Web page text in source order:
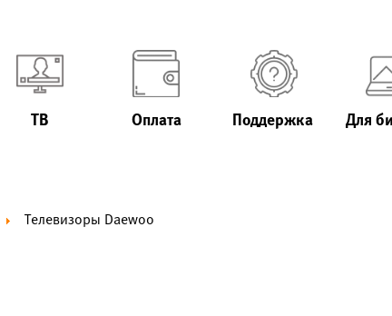
ТВ Оплата Поддержка Для
Телевизоры Daewoo